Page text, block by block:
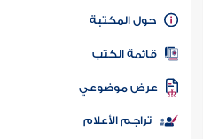
كتاب الأمة
المكتبة
الكتب
موضوعي